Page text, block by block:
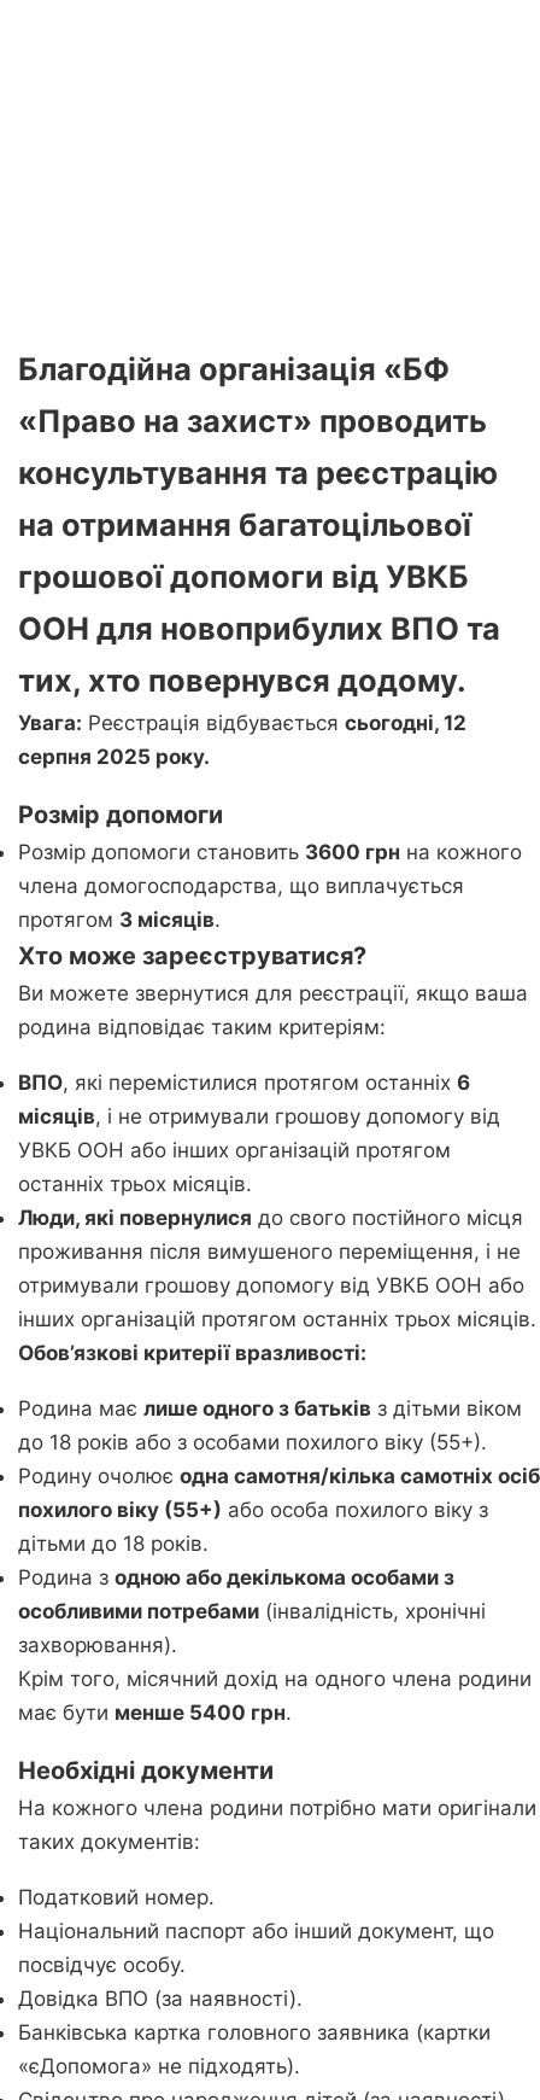
Благодійна організація «БФ
«Право на захист» проводить
консультування та реєстрацію
на отримання багатоцільової
грошової допомоги відУВКБ
ООН для новоприбулих ВПО та
тих, хто повернувся додому.
Увага: Реєстрація відбувається сьогодні, 12
серпня 2025 року.
Розмір допомоги
Розмір допомоги становить 3600 грн на кожного
члена домогосподарства, що виплачується
протягом 3 місяців.
Хто може зареєструватися?
Ви можете звернутися для реєстрації, якщо ваша
родина відповідає таким критеріям:
ВПО, які перемістилися протягом останніх 6
місяців, і не отримували грошову допомогу від
УВКБ ООН або інших організацій протягом
останніх трьох місяців.
Люди, які повернулися до свого постійного місця
проживання після вимушеного переміщення, і не
отримували грошову допомогу від УВКБ ООН або
інших організацій протягом останніх трьох місяців.
Обов’язкові критерії вразливості:
Родина має лише одного з батьків з дітьми віком
до 18 років або з особами похилого віку (55+).
Родину очолює одна самотня/кілька самотніх осіб
похилого віку (55+) або особа похилого віку з
дітьми до 18 років.
Родина з одною або декількома особами з
особливими потребами (інвалідність, хронічні
захворювання).
Крім того, місячний дохід на одного члена родини
має бути менше 5400 грн.
Необхідні документи
На кожного члена родини потрібно мати оригінали
таких документів:
Податковий номер.
Національний паспорт або інший документ, що
посвідчує особу.
Довідка ВПО (за наявності).
Банківська картка головного заявника (картки
«єДопомога» не підходять).